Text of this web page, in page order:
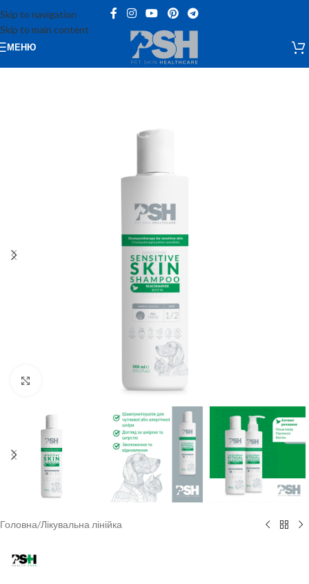
Skip to navigation
Skip to main content
МЕНЮ
Клацніть, щоб збільшити
Головна/Лікувальна лінійка